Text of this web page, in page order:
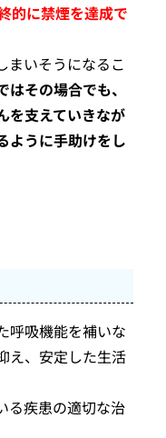
的に禁煙を達成で
まいそうになるこ
はその場合でも、
を支えていきなが
ように手助けをし
呼吸機能を補いな
え、安定した生活
る疾患の適切な治